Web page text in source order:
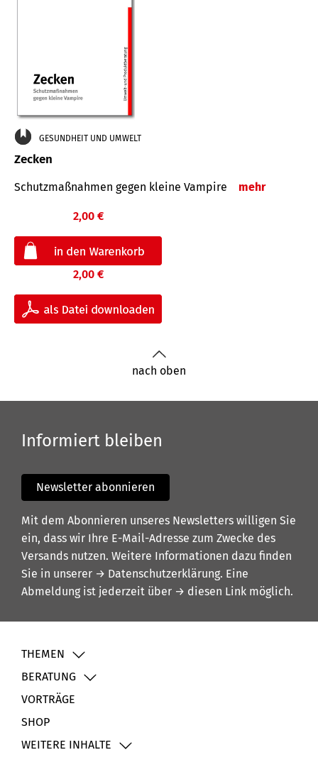
GESUNDHEIT UND UMWELT
Zecken
Schutz­maß­nahmen gegen kleine Vampire mehr
2,00 €
2,00 €
nach oben
Informiert bleiben
Newsletter abonnieren
Mit dem Abonnieren unseres Newsletters willigen Sie
ein, dass wir Ihre E-Mail-Adresse zum Zwecke des
Versands nutzen. Weitere Informationen dazu finden
Sie in unserer → Datenschutzerklärung. Eine
Abmeldung ist jederzeit über → diesen Link möglich.
THEMEN
BERATUNG
VORTRÄGE
SHOP
WEITERE INHALTE